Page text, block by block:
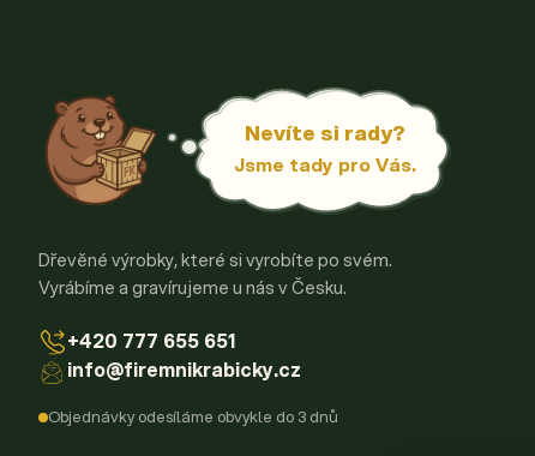
Nevíte si rady?
Jsme tady pro Vás.
Dřevěné výrobky, které si vyrobíte po svém.
Vyrábíme a gravírujeme u nás v Česku.
+420 777 655 651
info@firemnikrabicky.cz
Objednávky odesíláme obvykle do 3 dnů